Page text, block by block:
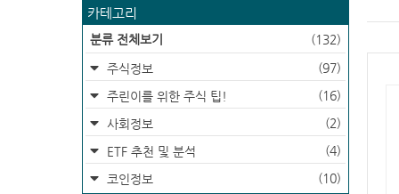
카테고리
분류 전체보기 (132)
주식정보
(97)
주린이를 위한 주식 팁!
(16)
사회정보
(2)
ETF 추천 및 분석
(4)
코인정보
(10)